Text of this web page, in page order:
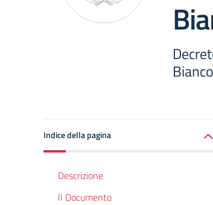
Indice della pagina
Descrizione
Il Documento